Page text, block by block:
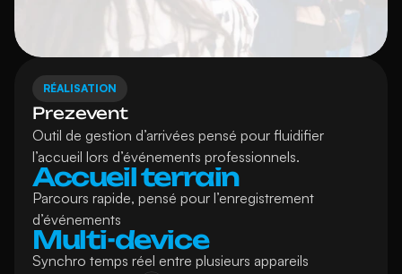
RÉALISATION
Prezevent
Outil de gestion d’arrivées pensé pour fluidifier
l’accueil lors d’événements professionnels.
Accueil terrain
Parcours rapide, pensé pour l’enregistrement
d’événements
Multi-device
Synchro temps réel entre plusieurs appareils